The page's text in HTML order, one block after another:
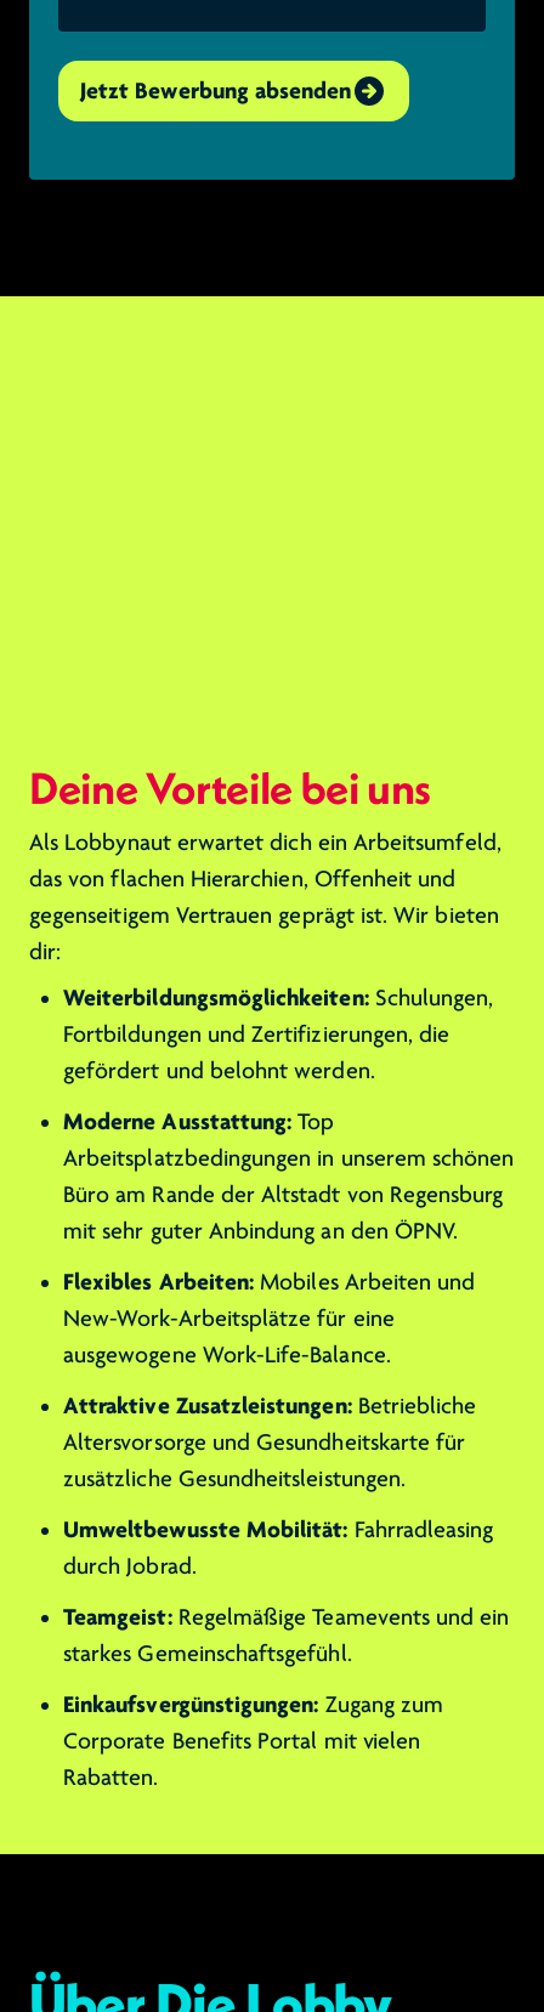
Jetzt Bewerbung absenden
Deine Vorteile bei uns
Als Lobbynaut erwartet dich ein Arbeitsumfeld,
das von flachen Hierarchien, Offenheit und
gegenseitigem Vertrauen geprägt ist. Wir bieten
dir:
Weiterbildungsmöglichkeiten:Schulungen,
Fortbildungen und Zertifizierungen, die
gefördert und belohnt werden.
Moderne Ausstattung: Top
Arbeitsplatzbedingungen in unserem schönen
Büro am Rande der Altstadt von Regensburg
mit sehr guter Anbindung an den ÖPNV.
Flexibles Arbeiten: Mobiles Arbeiten und
New-Work-Arbeitsplätze für eine
ausgewogene Work-Life-Balance.
Attraktive Zusatzleistungen:Betriebliche
Altersvorsorge und Gesundheitskarte für
zusätzliche Gesundheitsleistungen.
Umweltbewusste Mobilität: Fahrradleasing
durch Jobrad.
Teamgeist:Regelmäßige Teamevents und ein
starkes Gemeinschaftsgefühl.
Einkaufsvergünstigungen: Zugang zum
Corporate Benefits Portal mit vielen
Rabatten.